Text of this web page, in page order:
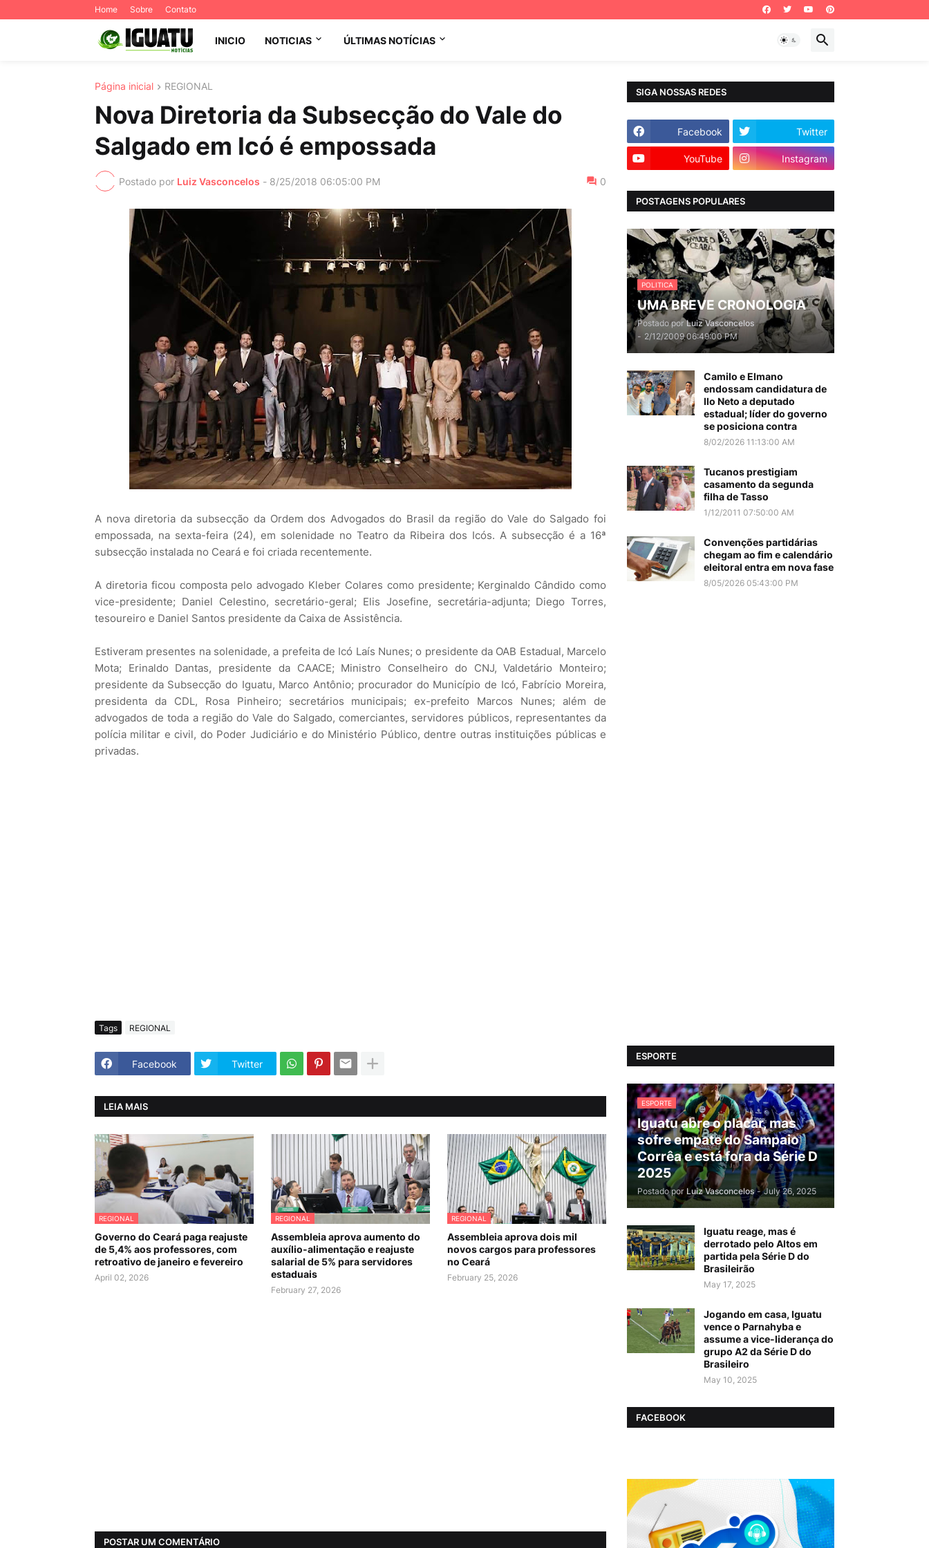
Home Sobre Contato
INICIO NOTICIAS ÚLTIMAS NOTÍCIAS
Página inicial REGIONAL
Nova Diretoria da Subsecção do Vale do
Salgado em Icó é empossada
Postado por Luiz Vasconcelos - 8/25/2018 06:05:00 PM 0
A nova diretoria da subsecção da Ordem dos Advogados do Brasil da região do Vale do Salgado foi
empossada, na sexta-feira (24), em solenidade no Teatro da Ribeira dos Icós. A subsecção é a 16ª
subsecção instalada no Ceará e foi criada recentemente.
A diretoria ficou composta pelo advogado Kleber Colares como presidente; Kerginaldo Cândido como
vice-presidente; Daniel Celestino, secretário-geral; Elis Josefine, secretária-adjunta; Diego Torres,
tesoureiro e Daniel Santos presidente da Caixa de Assistência.
Estiveram presentes na solenidade, a prefeita de Icó Laís Nunes; o presidente da OAB Estadual, Marcelo
Mota; Erinaldo Dantas, presidente da CAACE; Ministro Conselheiro do CNJ, Valdetário Monteiro;
presidente da Subsecção do Iguatu, Marco Antônio; procurador do Município de Icó, Fabrício Moreira,
presidenta da CDL, Rosa Pinheiro; secretários municipais; ex-prefeito Marcos Nunes; além de
advogados de toda a região do Vale do Salgado, comerciantes, servidores públicos, representantes da
polícia militar e civil, do Poder Judiciário e do Ministério Público, dentre outras instituições públicas e
privadas.
Tags REGIONAL
Facebook Twitter
LEIA MAIS
REGIONAL
Governo do Ceará paga reajuste
de 5,4% aos professores, com
retroativo de janeiro e fevereiro
April 02, 2026
REGIONAL
Assembleia aprova aumento do
auxílio-alimentação e reajuste
salarial de 5% para servidores
estaduais
February 27, 2026
REGIONAL
Assembleia aprova dois mil
novos cargos para professores
no Ceará
February 25, 2026
POSTAR UM COMENTÁRIO
SIGA NOSSAS REDES
Facebook Twitter
YouTube Instagram
POSTAGENS POPULARES
POLITICA
UMA BREVE CRONOLOGIA
Postado por Luiz Vasconcelos
- 2/12/2009 06:49:00 PM
Camilo e Elmano
endossam candidatura de
Ilo Neto a deputado
estadual; líder do governo
se posiciona contra
8/02/2026 11:13:00 AM
Tucanos prestigiam
casamento da segunda
filha de Tasso
1/12/2011 07:50:00 AM
Convenções partidárias
chegam ao fim e calendário
eleitoral entra em nova fase
8/05/2026 05:43:00 PM
ESPORTE
ESPORTE
Iguatu abre o placar, mas
sofre empate do Sampaio
Corrêa e está fora da Série D
2025
Postado por Luiz Vasconcelos - July 26, 2025
Iguatu reage, mas é
derrotado pelo Altos em
partida pela Série D do
Brasileirão
May 17, 2025
Jogando em casa, Iguatu
vence o Parnahyba e
assume a vice-liderança do
grupo A2 da Série D do
Brasileiro
May 10, 2025
FACEBOOK